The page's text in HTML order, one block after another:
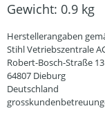
Gewicht: 0.9 kg
Herstellerangaben
Stihl Vetriebszentrale
Robert-Bosch-Straße 13
64807 Dieburg
Deutschland